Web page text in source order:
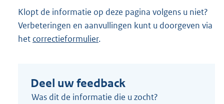
Klopt de informatie op deze pagina volgens u niet?
Verbeteringen en aanvullingen kunt u doorgeven via
het correctieformulier.
Deel uw feedback
Was dit de informatie die u zocht?